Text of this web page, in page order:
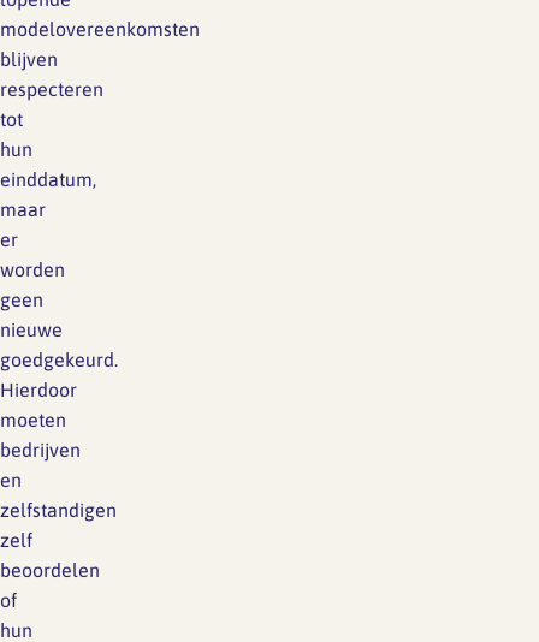
modelovereenkomsten
blijven
respecteren
tot
hun
einddatum,
maar
er
worden
geen
nieuwe
goedgekeurd.
Hierdoor
moeten
bedrijven
en
zelfstandigen
zelf
beoordelen
of
hun